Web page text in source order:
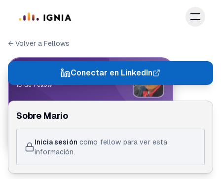
← Volver a Fellows
IGNIA FELLOW
ID de Fellow
Mario Alberto Valencia Salazar
Conectar en LinkedIn
Sobre Mario
Inicia sesión como fellow para ver esta
información.